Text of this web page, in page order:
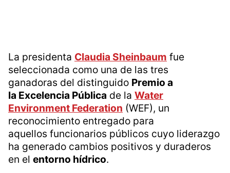
La presidenta Claudia Sheinbaum fue
seleccionada como una de las tres
ganadoras del distinguido Premio a
la Excelencia Pública de la Water
Environment Federation (WEF), un
reconocimiento entregado para
aquellos funcionarios públicos cuyo liderazgo
ha generado cambios positivos y duraderos
en el entorno hídrico.